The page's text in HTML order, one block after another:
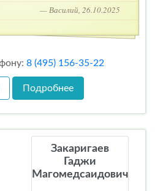
— Василий, 26.10.2025
8 (495) 156-35-22
Подробнее
Закаригаев
Гаджи
Магомедсаидович